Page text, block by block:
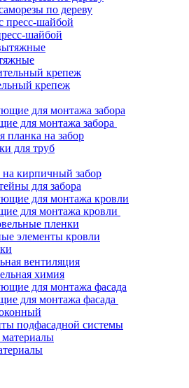
по дереву
шайбой
крепеж
для монтажа забора
планка на забор
для труб
на кирпичный забор
для забора
для монтажа кровли
пленки
элементы кровли
вентиляция
химия
для монтажа фасада
подфасадной системы